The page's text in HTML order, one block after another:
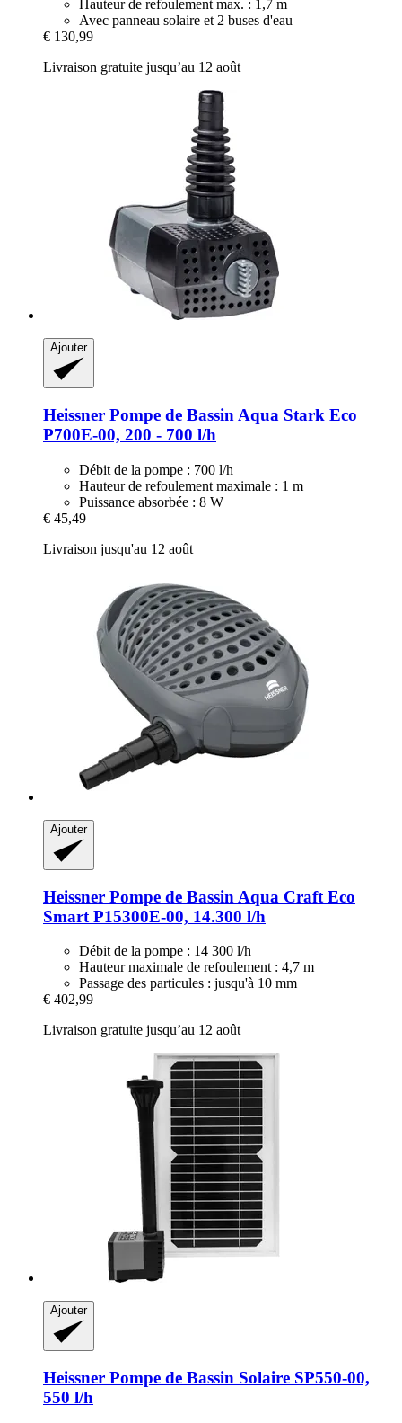
Hauteur de refoulement max. : 1,7 m
Avec panneau solaire et 2 buses d'eau
€ 130,99
Livraison gratuite jusqu’au 12 août
Ajouter
Heissner Pompe de Bassin Aqua Stark Eco
P700E-​00, 200 -​ 700 l/h
Débit de la pompe : 700 l/h
Hauteur de refoulement maximale : 1 m
Puissance absorbée : 8 W
€ 45,49
Livraison jusqu'au 12 août
Ajouter
Heissner Pompe de Bassin Aqua Craft Eco
Smart P15300E-​00, 14.300 l/h
Débit de la pompe : 14 300 l/h
Hauteur maximale de refoulement : 4,7 m
Passage des particules : jusqu'à 10 mm
€ 402,99
Livraison gratuite jusqu’au 12 août
Ajouter
Heissner Pompe de Bassin Solaire SP550-​00,
550 l/h